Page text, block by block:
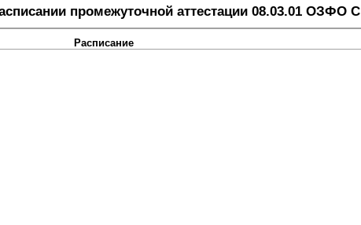
промежуточной аттестации 08.03.01 ОЗФО С
Расписание